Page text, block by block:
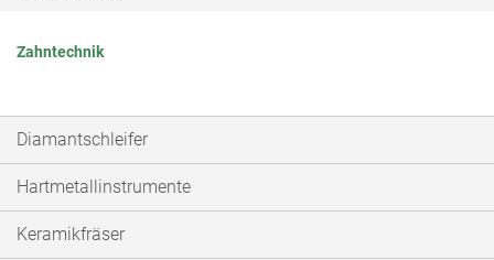
Zahntechnik
Diamantschleifer
Hartmetallinstrumente
Keramikfräser